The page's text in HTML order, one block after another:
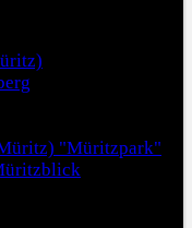
"Müritzpark"